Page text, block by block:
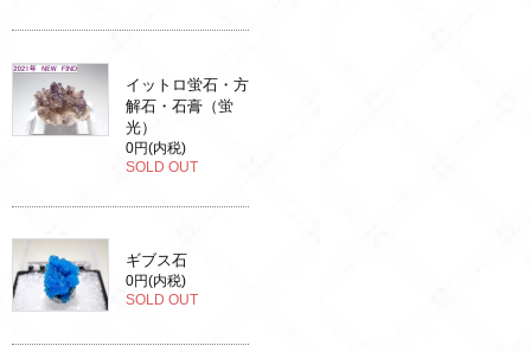
イットロ蛍石・方
解石・石膏（蛍
光）
0円(内税)
SOLD OUT
ギブス石
0円(内税)
SOLD OUT